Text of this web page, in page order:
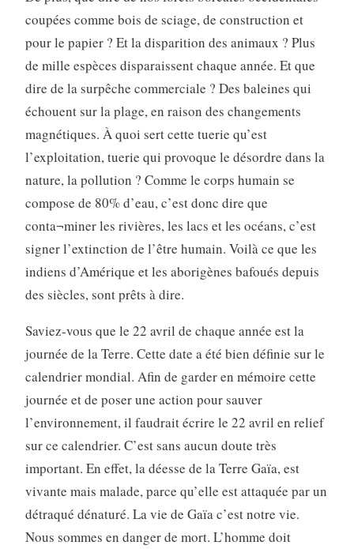
coupées comme bois de sciage, de construction et
pour le papier ? Et la disparition des animaux ? Plus
de mille espèces disparaissent chaque année. Et que
dire de la surpêche commerciale ? Des baleines qui
échouent sur la plage, en raison des changements
magnétiques. À quoi sert cette tuerie qu’est
l’exploitation, tuerie qui provoque le désordre dans la
nature, la pollution ? Comme le corps humain se
compose de 80% d’eau, c’est donc dire que
conta¬miner les rivières, les lacs et les océans, c’est
signer l’extinction de l’être humain. Voilà ce que les
indiens d’Amérique et les aborigènes bafoués depuis
des siècles, sont prêts à dire.
Saviez-vous que le 22 avril de chaque année est la
journée de la Terre. Cette date a été bien définie sur le
calendrier mondial. Afin de garder en mémoire cette
journée et de poser une action pour sauver
l’environnement, il faudrait écrire le 22 avril en relief
sur ce calendrier. C’est sans aucun doute très
important. En effet, la déesse de la Terre Gaïa, est
vivante mais malade, parce qu’elle est attaquée par un
détraqué dénaturé. La vie de Gaïa c’est notre vie.
Nous sommes en danger de mort. L’homme doit